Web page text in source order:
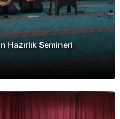
Hazırlık Semineri